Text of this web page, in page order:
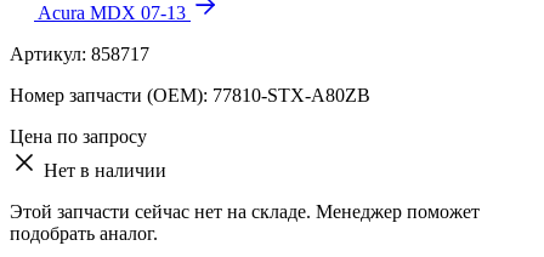
Acura MDX 07-13
Артикул: 858717
Номер запчасти (OEM): 77810-STX-A80ZB
Цена по запросу
Нет в наличии
Этой запчасти сейчас нет на складе. Менеджер поможет
подобрать аналог.